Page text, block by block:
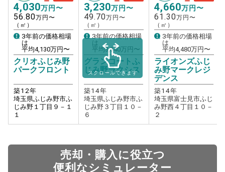
4,030万円〜
56.80万円〜
（㎡）
3年前の価格相場
は
平均4,130万円〜
クリオふじみ野
パークフロント
築12年
埼玉県ふじみ野市ふ
じみ野１丁目９－１
１
3,230万円〜
49.70万円〜
（㎡）
3年前の価格相場
は
平均3,340万円〜
グランコートふ
じみ野ラクシス
築14年
埼玉県ふじみ野市ふ
じみ野３丁目１０－
６
4,660万円〜
61.30万円〜
（㎡）
3年前の価格相場
は
平均4,480万円〜
ライオンズふじ
み野マークレジ
デンス
築14年
埼玉県富士見市ふじ
み野西４丁目１０－
２
スクロールできます
売却・購入に役立つ
便利なシミュレーター